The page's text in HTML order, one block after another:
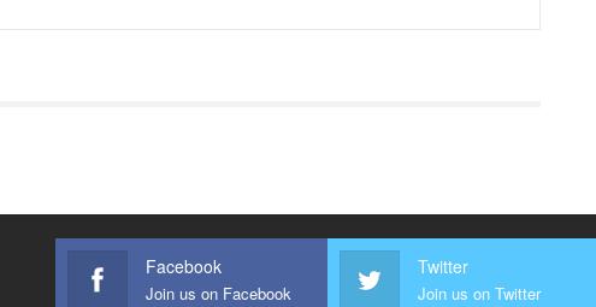
Facebook
Join us on Facebook
Twitter
Join us on Twitter